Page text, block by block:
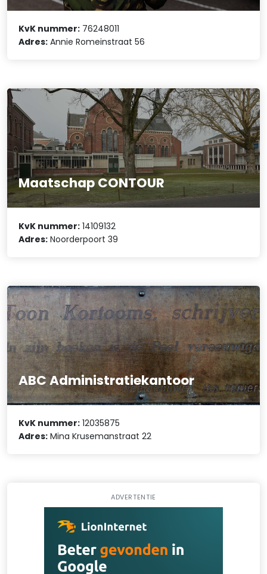
KvK nummer: 76248011
Adres: Annie Romeinstraat 56
Maatschap CONTOUR
KvK nummer: 14109132
Adres: Noorderpoort 39
ABC Administratiekantoor
KvK nummer: 12035875
Adres: Mina Krusemanstraat 22
ADVERTENTIE